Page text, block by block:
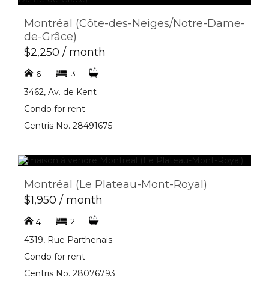
Montréal (Côte-des-Neiges/Notre-Dame-
de-Grâce)
$2,250 / month
6 3 1
3462, Av. de Kent
Condo for rent
Centris No. 28491675
Montréal (Le Plateau-Mont-Royal)
$1,950 / month
4 2 1
4319, Rue Parthenais
Condo for rent
Centris No. 28076793